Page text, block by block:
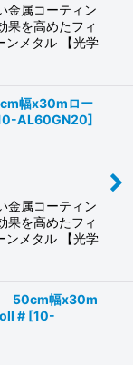
金属コーティン
果を高めたフィ
メタル 【光学
幅x30mロー
AL60GN20]
金属コーティン
果を高めたフィ
メタル 【光学
50cm幅x30m
# [10-